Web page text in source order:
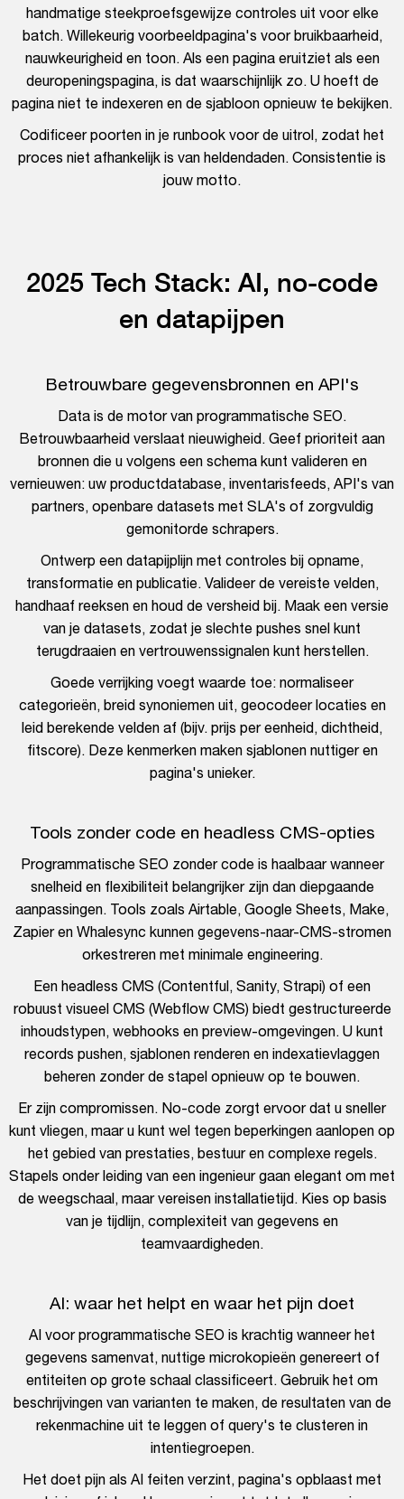
handmatige steekproefsgewijze controles uit voor elke
batch. Willekeurig voorbeeldpagina's voor bruikbaarheid,
nauwkeurigheid en toon. Als een pagina eruitziet als een
deuropeningspagina, is dat waarschijnlijk zo. U hoeft de
pagina niet te indexeren en de sjabloon opnieuw te bekijken.
Codificeer poorten in je runbook voor de uitrol, zodat het
proces niet afhankelijk is van heldendaden. Consistentie is
jouw motto.
2025 Tech Stack: AI, no-code
en datapijpen
Betrouwbare gegevensbronnen en API's
Data is de motor van programmatische SEO.
Betrouwbaarheid verslaat nieuwigheid. Geef prioriteit aan
bronnen die u volgens een schema kunt valideren en
vernieuwen: uw productdatabase, inventarisfeeds, API's van
partners, openbare datasets met SLA's of zorgvuldig
gemonitorde schrapers.
Ontwerp een datapijplijn met controles bij opname,
transformatie en publicatie. Valideer de vereiste velden,
handhaaf reeksen en houd de versheid bij. Maak een versie
van je datasets, zodat je slechte pushes snel kunt
terugdraaien en vertrouwenssignalen kunt herstellen.
Goede verrijking voegt waarde toe: normaliseer
categorieën, breid synoniemen uit, geocodeer locaties en
leid berekende velden af (bijv. prijs per eenheid, dichtheid,
fitscore). Deze kenmerken maken sjablonen nuttiger en
pagina's unieker.
Tools zonder code en headless CMS-opties
Programmatische SEO zonder code is haalbaar wanneer
snelheid en flexibiliteit belangrijker zijn dan diepgaande
aanpassingen. Tools zoals Airtable, Google Sheets, Make,
Zapier en Whalesync kunnen gegevens-naar-CMS-stromen
orkestreren met minimale engineering.
Een headless CMS (Contentful, Sanity, Strapi) of een
robuust visueel CMS (Webflow CMS) biedt gestructureerde
inhoudstypen, webhooks en preview-omgevingen. U kunt
records pushen, sjablonen renderen en indexatievlaggen
beheren zonder de stapel opnieuw op te bouwen.
Er zijn compromissen. No-code zorgt ervoor dat u sneller
kunt vliegen, maar u kunt wel tegen beperkingen aanlopen op
het gebied van prestaties, bestuur en complexe regels.
Stapels onder leiding van een ingenieur gaan elegant om met
de weegschaal, maar vereisen installatietijd. Kies op basis
van je tijdlijn, complexiteit van gegevens en
teamvaardigheden.
AI: waar het helpt en waar het pijn doet
AI voor programmatische SEO is krachtig wanneer het
gegevens samenvat, nuttige microkopieën genereert of
entiteiten op grote schaal classificeert. Gebruik het om
beschrijvingen van varianten te maken, de resultaten van de
rekenmachine uit te leggen of query's te clusteren in
intentiegroepen.
Het doet pijn als AI feiten verzint, pagina's opblaast met